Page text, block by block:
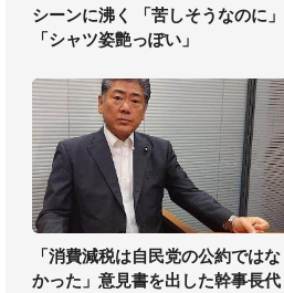
シーンに沸く 「苦しそうなのに」
「シャツ姿艶っぽい」
「消費減税は自民党の公約ではな
かった」意見書を出した幹事長代